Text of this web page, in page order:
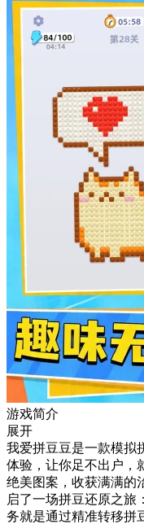
游戏简介
展开
我爱拼豆豆是一款模拟
体验，让你足不出户，
绝美图案，收获满满的
启了一场拼豆还原之旅
务就是通过精准转移拼